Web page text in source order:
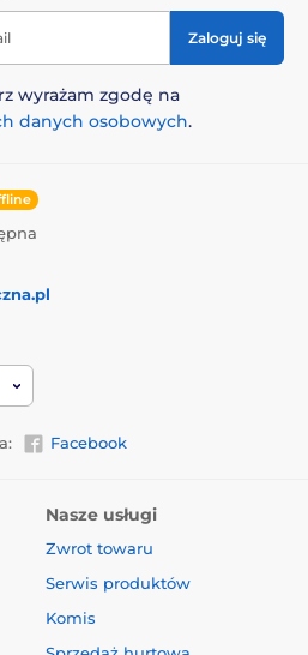
Zaloguj się
wyrażam zgodę na
danych osobowych.
Facebook
Nasze usługi
Zwrot towaru
Serwis produktów
Komis